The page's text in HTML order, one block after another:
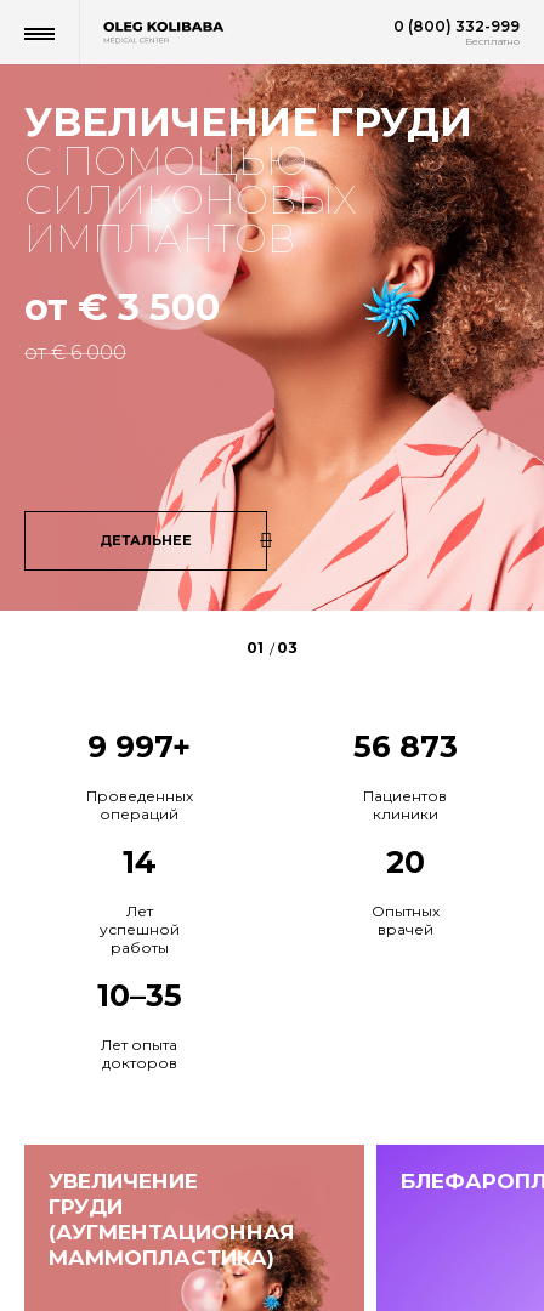
0 (800) 332-999
Бесплатно
УВЕЛИЧЕНИЕ ГРУДИ
С ПОМОЩЬЮ
СИЛИКОНОВЫХ
ИМПЛАНТОВ
от € 3 500
от € 6 000
ДЕТАЛЬНЕЕ
9 997+
Проведенных
операций
56 873
Пациентов
клиники
14
Лет
успешной
работы
20
Опытных
врачей
10–35
Лет опыта
докторов
УВЕЛИЧЕНИЕ
ГРУДИ
(АУГМЕНТАЦИОННАЯ
МАММОПЛАСТИКА)